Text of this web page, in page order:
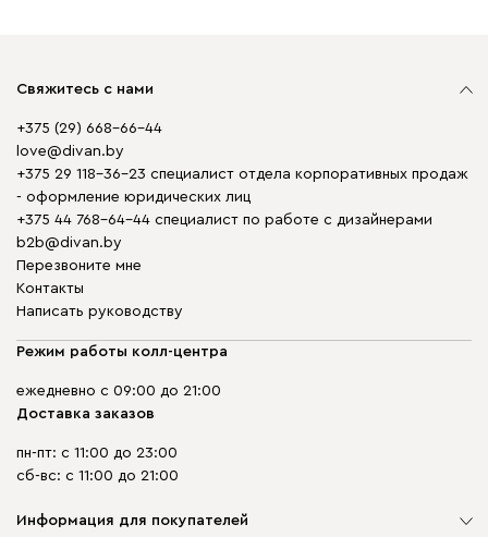
Свяжитесь с нами
+375 (29) 668-66-44
love@divan.by
+375 29 118-36-23 специалист отдела корпоративных продаж
- оформление юридических лиц
+375 44 768-64-44 специалист по работе с дизайнерами
b2b@divan.by
Перезвоните мне
Контакты
Написать руководству
Режим работы колл-центра
ежедневно с 09:00 до 21:00
Доставка заказов
пн-пт: с 11:00 до 23:00
сб-вс: с 11:00 до 21:00
Информация для покупателей